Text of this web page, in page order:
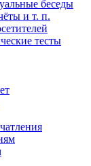
беседы
и т. п.
тесты